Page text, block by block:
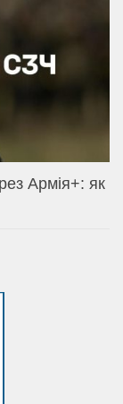
Армія+: як